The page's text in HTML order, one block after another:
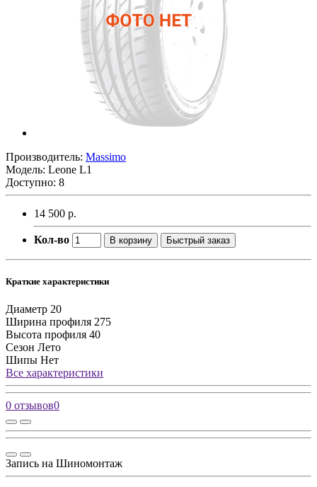
Производитель: Massimo
Модель: Leone L1
Доступно: 8
14 500 р.
Кол-во В корзину Быстрый заказ
Краткие характеристики
Диаметр 20
Ширина профиля 275
Высота профиля 40
Сезон Лето
Шипы Нет
Все характеристики
0 отзывов0
Запись на Шиномонтаж